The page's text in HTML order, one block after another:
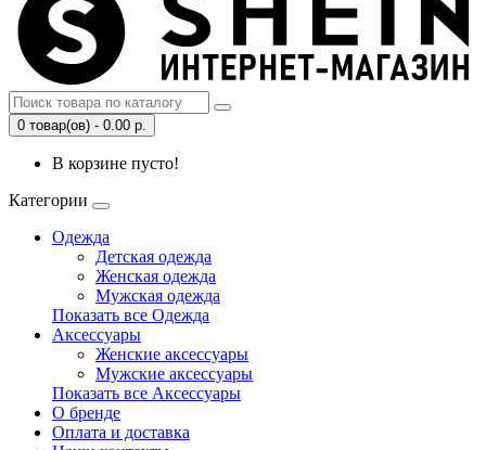
0 товар(ов) - 0.00 р.
В корзине пусто!
Категории
Одежда
Детская одежда
Женская одежда
Мужская одежда
Показать все Одежда
Аксессуары
Женские аксессуары
Мужские аксессуары
Показать все Аксессуары
О бренде
Оплата и доставка